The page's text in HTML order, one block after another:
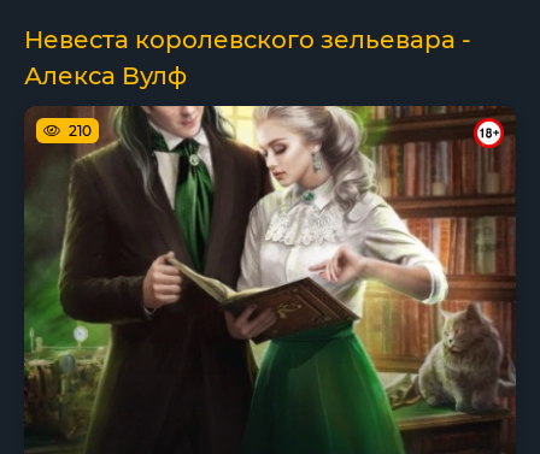
Невеста королевского зельевара -
Алекса Вулф
210